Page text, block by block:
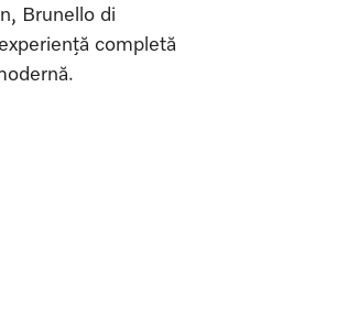
Brunello di
completă